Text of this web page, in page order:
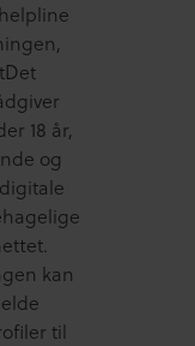
18 år,
og
kan
til